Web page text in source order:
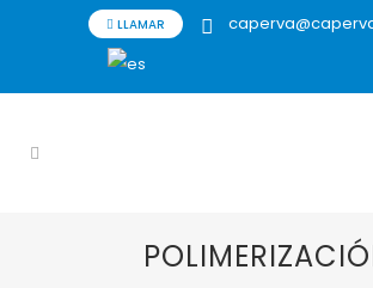
LLAMAR